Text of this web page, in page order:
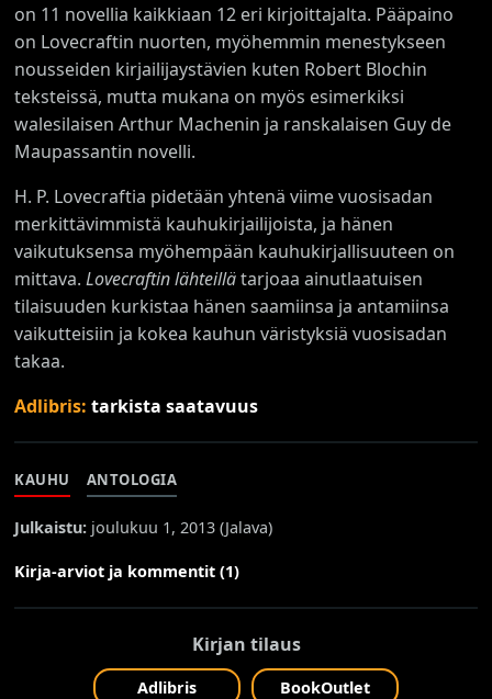
on 11 novellia kaikkiaan 12 eri kirjoittajalta. Pääpaino
on Lovecraftin nuorten, myöhemmin menestykseen
nousseiden kirjailijaystävien kuten Robert Blochin
teksteissä, mutta mukana on myös esimerkiksi
walesilaisen Arthur Machenin ja ranskalaisen Guy de
Maupassantin novelli.
H. P. Lovecraftia pidetään yhtenä viime vuosisadan
merkittävimmistä kauhukirjailijoista, ja hänen
vaikutuksensa myöhempään kauhukirjallisuuteen on
mittava.Lovecraftin lähteillätarjoaa ainutlaatuisen
tilaisuuden kurkistaa hänen saamiinsa ja antamiinsa
vaikutteisiin ja kokea kauhun väristyksiä vuosisadan
takaa.
Adlibris:tarkista saatavuus
KAUHU ANTOLOGIA
Julkaistu: joulukuu 1, 2013 (Jalava)
Kirja-arviot ja kommentit (1)
Kirjan tilaus
Adlibris BookOutlet